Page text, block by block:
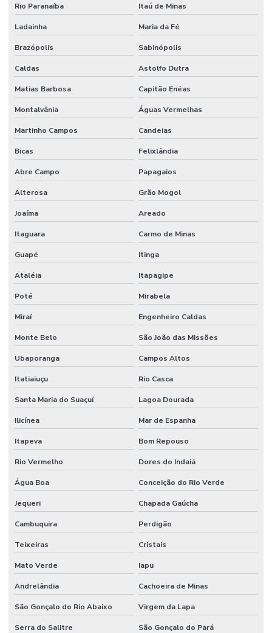
Rio Paranaíba Itaú de Minas
Ladainha Maria da Fé
Brazópolis Sabinópolis
Caldas Astolfo Dutra
Matias Barbosa Capitão Enéas
Montalvânia Águas Vermelhas
Martinho Campos Candeias
Bicas Felixlândia
Abre Campo Papagaios
Alterosa Grão Mogol
Joaíma Areado
Itaguara Carmo de Minas
Guapé Itinga
Ataléia Itapagipe
Poté Mirabela
Miraí Engenheiro Caldas
Monte Belo São João das Missões
Ubaporanga Campos Altos
Itatiaiuçu Rio Casca
Santa Maria do Suaçuí Lagoa Dourada
Ilicínea Mar de Espanha
Itapeva Bom Repouso
Rio Vermelho Dores do Indaiá
Água Boa Conceição do Rio Verde
Jequeri Chapada Gaúcha
Cambuquira Perdigão
Teixeiras Cristais
Mato Verde Iapu
Andrelândia Cachoeira de Minas
São Gonçalo do Rio Abaixo Virgem da Lapa
Serra do Salitre São Gonçalo do Pará